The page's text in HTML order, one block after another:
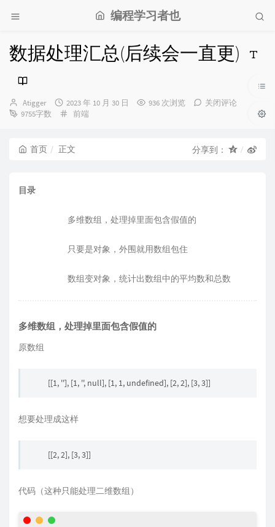
编程学习者也
数据处理汇总(后续会一直更)
博
主：
Atigger
发
布
2023 年 10 月 30 日 936 次浏览
关闭评论
9755字数
分
前端
首页 正文 分享到：
目录
多维数组，处理掉里面包含假值的
只要是对象，外围就用数组包住
数组变对象，统计出数组中的平均数和总数
多维数组，处理掉里面包含假值的
原数组
[[1, ''], [1, '', null], [1, 1, undefined], [2, 2], [3, 3]]
想要处理成这样
[[2, 2], [3, 3]]
代码（这种只能处理二维数组）